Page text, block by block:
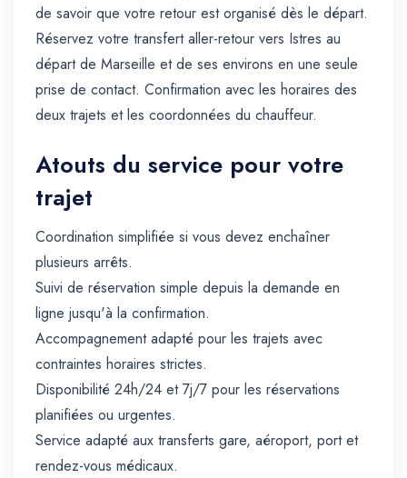
de savoir que votre retour est organisé dès le départ.
Réservez votre transfert aller-retour vers Istres au
départ de Marseille et de ses environs en une seule
prise de contact. Confirmation avec les horaires des
deux trajets et les coordonnées du chauffeur.
Atouts du service pour votre
trajet
Coordination simplifiée si vous devez enchaîner
plusieurs arrêts.
Suivi de réservation simple depuis la demande en
ligne jusqu'à la confirmation.
Accompagnement adapté pour les trajets avec
contraintes horaires strictes.
Disponibilité 24h/24 et 7j/7 pour les réservations
planifiées ou urgentes.
Service adapté aux transferts gare, aéroport, port et
rendez-vous médicaux.